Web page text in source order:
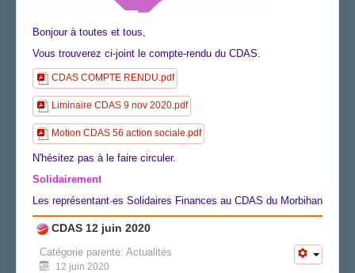
Bonjour à toutes et tous,
Vous trouverez ci-joint le compte-rendu du CDAS.
CDAS COMPTE RENDU.pdf
Liminaire CDAS 9 nov 2020.pdf
Motion CDAS 56 action sociale.pdf
N'hésitez pas à le faire circuler.
Solidairement
Les représentant·es Solidaires Finances au CDAS du Morbihan
CDAS 12 juin 2020
Catégorie parente: Actualités
12 juin 2020